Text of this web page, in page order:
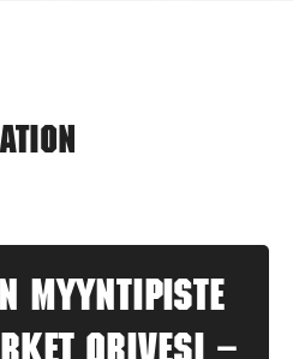
myyntipiste